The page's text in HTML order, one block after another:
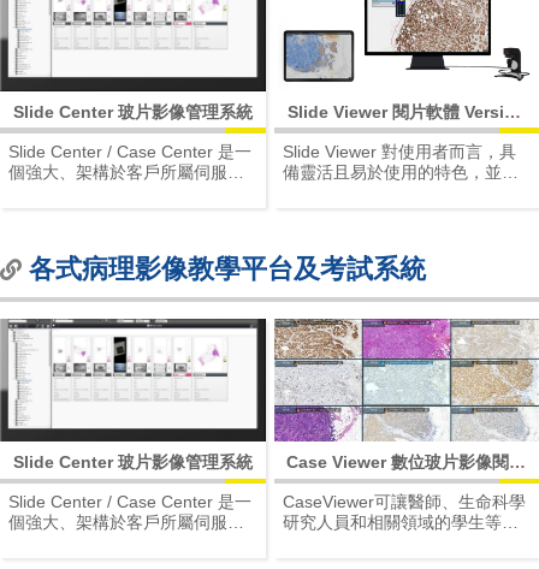
Slide Center 玻片影像管理系統
Slide Center / Case Center 是一
個強大、架構於客戶所屬伺服器
像。由於結構靈活、開放性高，
提供多樣化的整合端口，因此可
以適用於多種領域，無論是醫學
領域、研究應用或者醫學教育。
Slide Viewer 閱片軟體 Version
2.6（2022 年）
Slide Viewer 對使用者而言，具
備靈活且易於使用的特色，並可
提供良好的使用者體驗。
各式病理影像教學平台及考試系統
Slide Center 玻片影像管理系統
Slide Center / Case Center 是一
個強大、架構於客戶所屬伺服器
Case Viewer 數位玻片影像閱片
軟體
CaseViewer可讓醫師、生命科學
研究人員和相關領域的學生等平